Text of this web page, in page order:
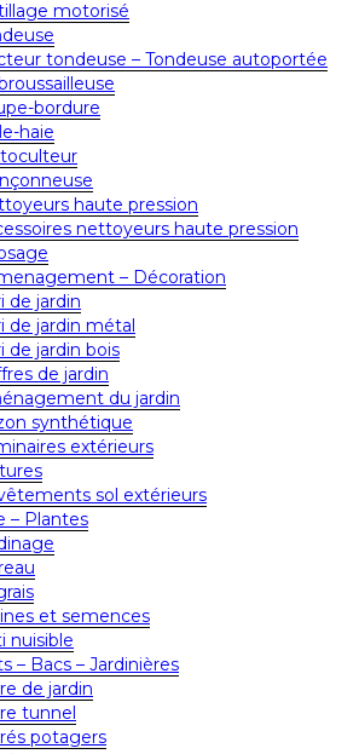
motorisé
tondeuse – Tondeuse autoportée
bordure
haie
haute pression
nettoyeurs haute pression
– Décoration
de jardin
de jardin métal
de jardin bois
de jardin
du jardin
synthétique
extérieurs
sol extérieurs
– Plantes
et semences
nuisible
– Bacs – Jardinières
de jardin
tunnel
potagers